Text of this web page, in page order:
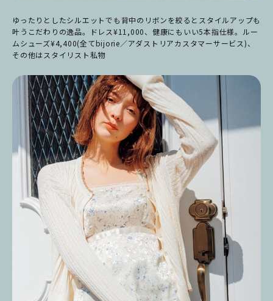
ゆったりとしたシルエットでも背中のリボンを絞るとスタイルアップも
叶うこだわりの逸品。ドレス¥11,000、健康にもいい5本指仕様。ルー
ムシューズ¥4,400(全てbijorie／アダストリアカスタマーサービス)、
その他はスタイリスト私物